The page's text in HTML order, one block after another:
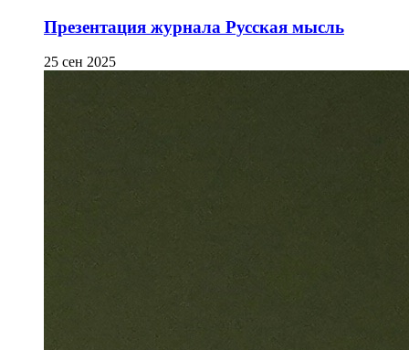
Презентация журнала Русская мысль
25 сен 2025